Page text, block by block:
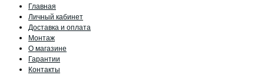
Главная
Личный кабинет
Доставка и оплата
Монтаж
О магазине
Гарантии
Контакты